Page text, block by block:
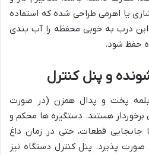
یا اهرمی طراحی شده که استفاده
این درب به خوبی محفظه را آب بندی
حفظ شود.
و پنل کنترل
پخت و پدال همزن (در صورت
هستند. دستگیره ها محکم و
جابجایی قطعات، حتی در زمان داغ
صورت پذیرد. پنل کنترل دستگاه نیز